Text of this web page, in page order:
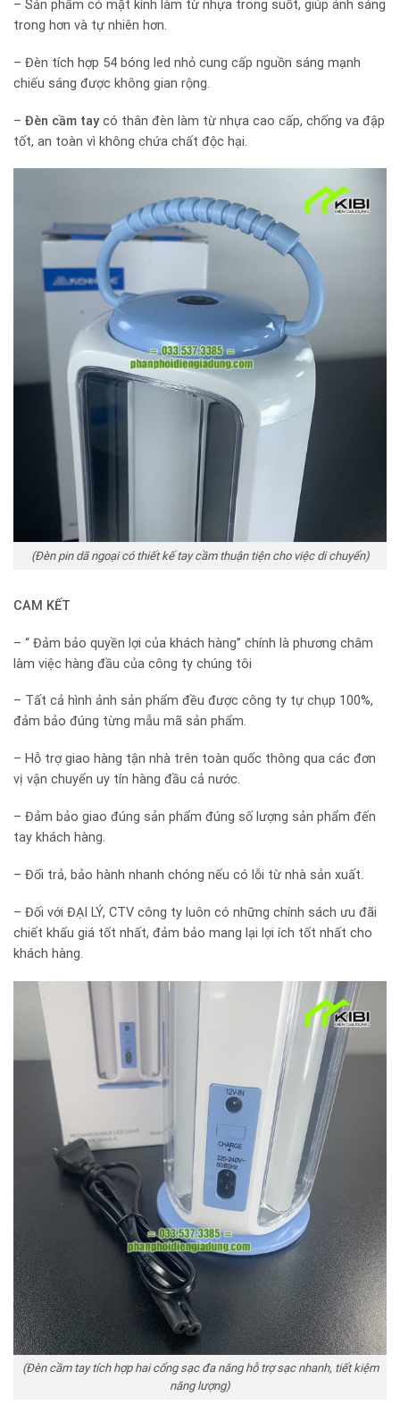
– Sản phẩm có mặt kính làm từ nhựa trong suốt, giúp ánh sáng
trong hơn và tự nhiên hơn.
– Đèn tích hợp 54 bóng led nhỏ cung cấp nguồn sáng mạnh
chiếu sáng được không gian rộng.
– Đèn cầm tay có thân đèn làm từ nhựa cao cấp, chống va đập
tốt, an toàn vì không chứa chất độc hại.
(Đèn pin dã ngoại có thiết kế tay cầm thuận tiện cho việc di chuyển)
CAM KẾT
– “ Đảm bảo quyền lợi của khách hàng” chính là phương châm
làm việc hàng đầu của công ty chúng tôi
– Tất cả hình ảnh sản phẩm đều được công ty tự chụp 100%,
đảm bảo đúng từng mẫu mã sản phẩm.
– Hỗ trợ giao hàng tận nhà trên toàn quốc thông qua các đơn
vị vận chuyển uy tín hàng đầu cả nước.
– Đảm bảo giao đúng sản phẩm đúng số lượng sản phẩm đến
tay khách hàng.
– Đổi trả, bảo hành nhanh chóng nếu có lỗi từ nhà sản xuất.
– Đối với ĐẠI LÝ, CTV công ty luôn có những chính sách ưu đãi
chiết khấu giá tốt nhất, đảm bảo mang lại lợi ích tốt nhất cho
khách hàng.
(Đèn cầm tay tích hợp hai cổng sạc đa năng hỗ trợ sạc nhanh, tiết kiệm
năng lượng)